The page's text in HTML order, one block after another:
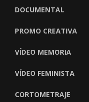
DOCUMENTAL
PROMO CREATIVA
VÍDEO MEMORIA
VÍDEO FEMINISTA
CORTOMETRAJE